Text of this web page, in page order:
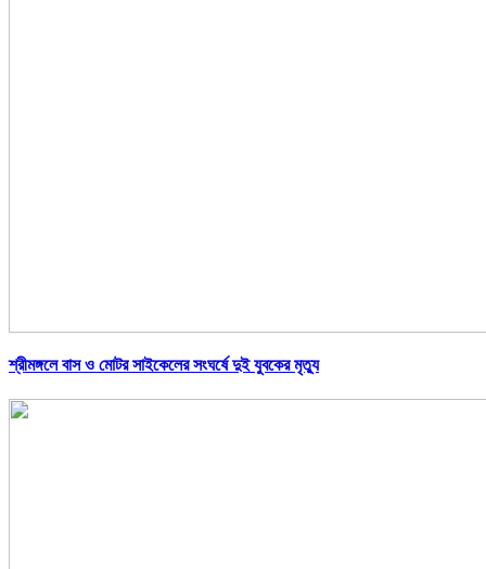
শ্রীমঙ্গলে বাস ও মোটর সাইকেলের সংঘর্ষে দুই যুবকের মৃত্যু